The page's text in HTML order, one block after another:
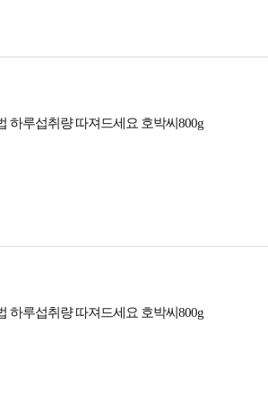
하루섭취량 따져드세요 호박씨800g
하루섭취량 따져드세요 호박씨800g